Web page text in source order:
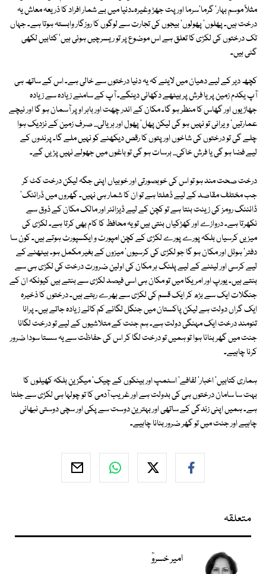
مثلاً موسم بہار' گرما'سرما اور پت جھڑ وغیرہ۔دنیا میں بے شمار افراد کا ذریعہ معاش یہ
درخت ہیں۔ پھلوں' پھولوں' بیجوں کی تجارت سے لوگوں کا روزگار وابستہ ہوتا ہے۔ جہاں
تک درختوں کی لکڑی کا تعلق ہے اس موضوع پر تو ریسرچیں ہوئی ہیں' کتابیں لکھی
گئی ہیں۔
کچھ دیر کے لیے دھیان میں لایئے کہ یہ دنیا درختوں سے خالی ہے۔ اس کے ساتھ ہی
آپ یکدم زمین پر یا فرش پر بیٹھے دکھائی دینگے۔ آپ کے سامنے زیادہ سے زیادہ
جھاڑیوں اور گھاس کا منظر ہو گا۔ مکان کے اندر چھت اور باہر اوپر آسمان ہو گا اور نیچے
عمارتیں' ویرانی تو نہیں ہو گی لیکن پھل' پھول اور ہریالی... صرف زمین کے نزدیک ہوا
چلے گی تو درختوں کی شاخوں اور پتوں کا رقص دیکھنے کو نہیں ملے گا۔ پرندوں کے
لیے فضا ہو گی یا فرش خاکی... برسات ہو گی تو باغوں میں جھولے نہیں پڑیں گے۔
درخت صحت مند ہو تو اس کی خوبصورتی اور خوبیاں اپنی جگہ لیکن درخت کٹ کر
جب مختلف مقاصد کے لیے ڈھلتا ہے تو ان کا شمار ہی نہیں۔ گھروں میں ڈرائنگ'
ڈائننگ رومز کی زینت بنتا ہے تو کچن کے لیے ڈیزائنر اور مالک مکان کے ذوق سے
نکھرتا ہے۔ دروازے اور کھڑکیاں بنتی ہیں تو یہ محافظ کا کام بھی کرتا ہے۔ لکڑی کی
میزیں کرسیاں بلکہ پورے پورے لکڑی کے کچن امپورٹ و ایکسپورٹ ہوتے ہیں۔ کون سا
دفتر' ہوٹل اور مکان ہو گا جو لکڑی کی کرسیوں' میزوں کے بغیر مکمل ہو۔ بیٹھنے کے
لیے کرسی اور لیٹنے کے لیے پلنگ ہر مکان کی اولین ضرورت درخت کی لکڑی ہی سے
بنتے ہیں۔ یورپ اور امریکا میں تو مکان ہی اسی فیصد لکڑی سے بنتے ہیں کیونکہ ان کے
جنگلات ایک سے بڑھ کر ایک قسم کی لکڑی سے بھرے رہتے ہیں۔ درختوں کا ذخیرہ
ایک گراں دولت ہے لیکن پاکستان میں جنگل لگائے کم کاٹے زیادہ جاتے ہیں۔ پرانا
تنومند درخت ایک مہنگی دولت ہے۔ ہم جنت کے متلاشیوں کے لیے تو درخت لگانا
جنت میں گھر بنانا ہوا تو ہمیں تو درخت لگا کر اس کی حفاظت سے یہ سستا سودا ضرور
کرنا چاہیے۔
ہماری کتابیں' اخبار' لفافے' اسٹمپ اور بینکوں کے چیک' میگزین بلکہ کھیلوں کا
بہت سا سامان درختوں ہی کی بدولت ہے اور غریب آدمی کا تو چولہا ہی لکڑی سے جلتا
ہے۔ ہمیں اپنی زندگی کے ساتھی اور بہترین دوست سے پکی اور سچی دوستی نبھانی
چاہیے اور جنت میں تو گھر ضرور بنانا چاہیے۔
متعلقہ
امیر خسروؒ